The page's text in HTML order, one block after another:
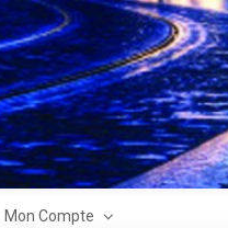
Compte